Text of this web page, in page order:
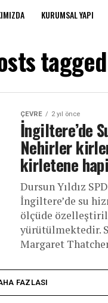
KURUMSAL YAPI
ÇEVRE 2 yıl önce
İngiltere’de
Nehirler
kirletene
Dursun Yıldız
İngiltere’de su
ölçüde
yürütülmektedir.
Margaret
FAZLASI